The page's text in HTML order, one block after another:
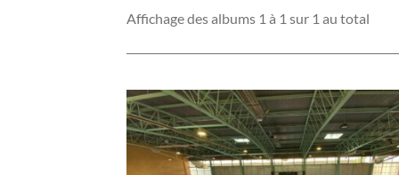
Affichage des albums 1 à 1 sur 1 au total